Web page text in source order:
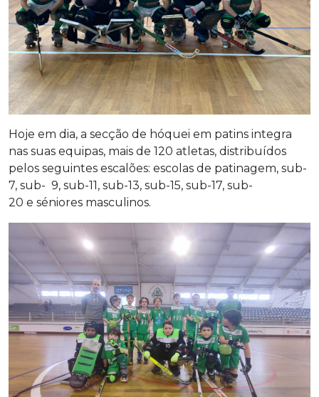
Hoje em dia, a secção de hóquei em patins integra
nas suas equipas, mais de 120 atletas, distribuídos
pelos seguintes escalões: escolas de patinagem, sub-
7, sub- 9, sub-11, sub-13, sub-15, sub-17, sub-
20 e séniores masculinos.